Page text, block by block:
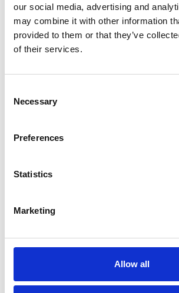
our social media, advertising and
may combine it with other information
provided to them or that they’ve
of their services.
Selection
Necessary
Preferences
Statistics
Marketing
Allow all
Nel primo semestre è aumentata
costruzione di nuove abitazioni
Repubblica Ceca
Repubblica Ceca